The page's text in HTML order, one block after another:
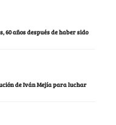
60 años después de haber sido
de Iván Mejía para luchar